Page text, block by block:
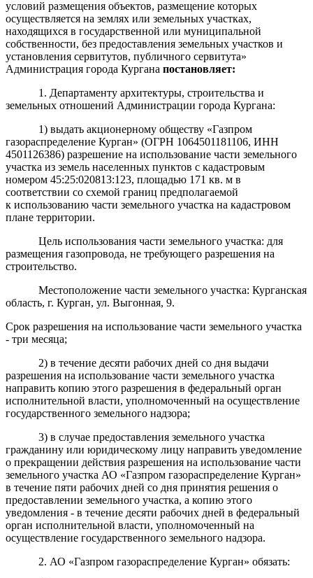
условий размещения объектов, размещение которых
осуществляется на землях или земельных участках,
находящихся в государственной или муниципальной
собственности, без предоставления земельных участков и
установления сервитутов, публичного сервитута»
Администрация города Кургана постановляет:
1. Департаменту архитектуры, строительства и
земельных отношений Администрации города Кургана:
1) выдать акционерному обществу «Газпром
газораспределение Курган» (ОГРН 1064501181106, ИНН
4501126386) разрешение на использование части земельного
участка из земель населенных пунктов с кадастровым
номером 45:25:020813:123, площадью 171 кв. м в
соответствии со схемой границ предполагаемой
к использованию части земельного участка на кадастровом
плане территории.
Цель использования части земельного участка: для
размещения газопровода, не требующего разрешения на
строительство.
Местоположение части земельного участка: Курганская
область, г. Курган, ул. Выгонная, 9.
Срок разрешения на использование части земельного участка
- три месяца;
2) в течение десяти рабочих дней со дня выдачи
разрешения на использование части земельного участка
направить копию этого разрешения в федеральный орган
исполнительной власти, уполномоченный на осуществление
государственного земельного надзора;
3) в случае предоставления земельного участка
гражданину или юридическому лицу направить уведомление
о прекращении действия разрешения на использование части
земельного участка АО «Газпром газораспределение Курган»
в течение пяти рабочих дней со дня принятия решения о
предоставлении земельного участка, а копию этого
уведомления - в течение десяти рабочих дней в федеральный
орган исполнительной власти, уполномоченный на
осуществление государственного земельного надзора.
2. АО «Газпром газораспределение Курган» обязать: